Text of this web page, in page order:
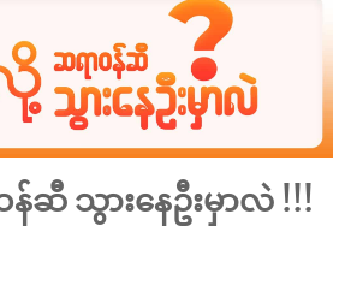
ဆီ သွားနေဦးမှာလဲ !!!